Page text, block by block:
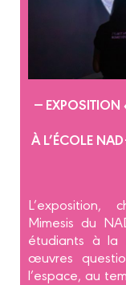
— EXPOSITION
À L’ÉCOLE
Mimesis du
étudiants à la
œuvres
l’espace, au